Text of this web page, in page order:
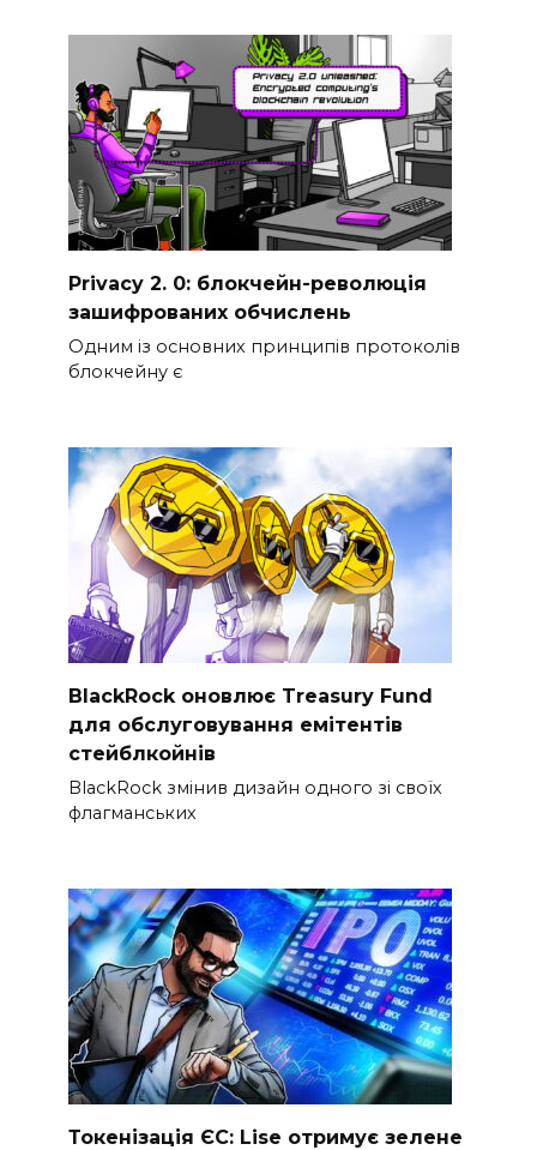
Privacy 2. 0: блокчейн-революція
зашифрованих обчислень
Одним із основних принципів протоколів
блокчейну є
BlackRock оновлює Treasury Fund
для обслуговування емітентів
стейблкойнів
BlackRock змінив дизайн одного зі своїх
флагманських
Токенізація ЄС: Lise отримує зелене